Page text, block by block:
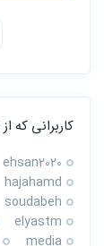
کاربرانی که
ehsan2020
hajahamd
soudabeh
elyastm
media